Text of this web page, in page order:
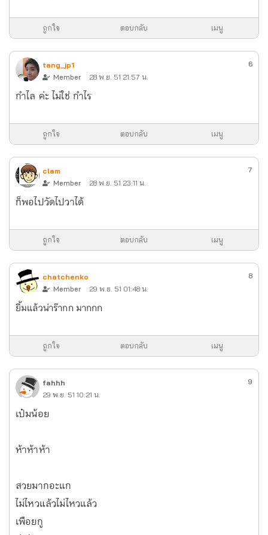
ถูกใจ ตอบกลับ เมนู
tang_jp1
Member
28 พ.ย. 51 21:57 น.
6
กำไล ค่ะ ไม่ใช่ กำไร
ถูกใจ ตอบกลับ เมนู
clam
Member
28 พ.ย. 51 23:11 น.
7
ก็พอไปวัดไปวาได้
ถูกใจ ตอบกลับ เมนู
chatchenko
Member
29 พ.ย. 51 01:48 น.
8
ยิ้มแล้วน่าร๊ากก มากกก
ถูกใจ ตอบกลับ เมนู
fahhh
29 พ.ย. 51 10:21 น.
9
เป๋มน้อย
ห้าห้าห้า
สวยมากอะแก
ไม่ไหวแล้วไม่ไหวแล้ว
เพือยกู